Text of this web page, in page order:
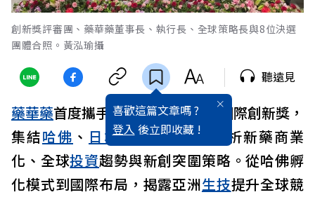
創新獎評審團、藥華藥董事長、執行長、全球策略長與8位決選
團體合照。黃泓瑜攝
喜歡這篇文章嗎 ?
登入 後立即收藏 !
聽遠見
藥華藥首度攜手TECH Tokyo舉辦國際創新獎，
集結哈佛 、 日本與台灣專家，解析新藥商業
化、全球投資趨勢與新創突圍策略。從哈佛孵
化模式到國際布局，揭露亞洲生技提升全球競